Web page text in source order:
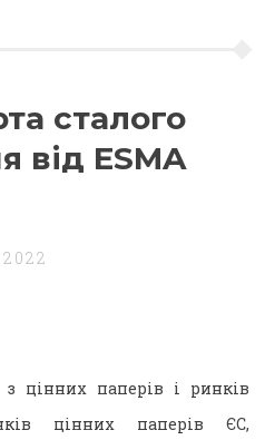
сталого
від ESMA
з цінних паперів і ринків
цінних паперів ЄС,